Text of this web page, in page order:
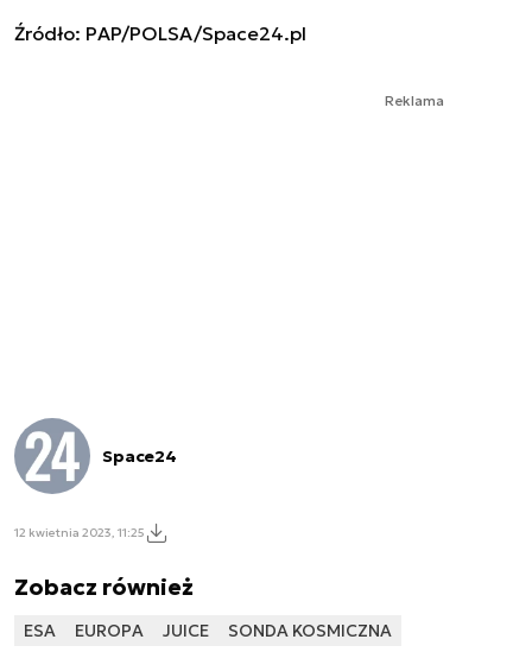
Źródło: PAP/POLSA/Space24.pl
Reklama
Space24
12 kwietnia 2023, 11:25
Zobacz również
ESA EUROPA JUICE SONDA KOSMICZNA